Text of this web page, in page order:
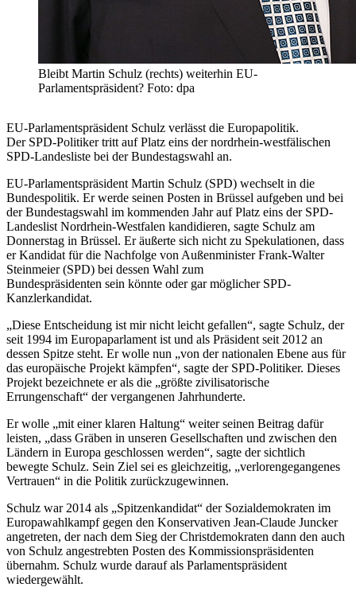
Bleibt Martin Schulz (rechts) weiterhin EU-
Parlamentspräsident? Foto: dpa
EU-Parlamentspräsident Schulz verlässt die Europapolitik.
Der SPD-Politiker tritt auf Platz eins der nordrhein-westfälischen
SPD-Landesliste bei der Bundestagswahl an.
EU-Parlamentspräsident Martin Schulz (SPD) wechselt in die
Bundespolitik. Er werde seinen Posten in Brüssel aufgeben und bei
der Bundestagswahl im kommenden Jahr auf Platz eins der SPD-
Landeslist Nordrhein-Westfalen kandidieren, sagte Schulz am
Donnerstag in Brüssel. Er äußerte sich nicht zu Spekulationen, dass
er Kandidat für die Nachfolge von Außenminister Frank-Walter
Steinmeier (SPD) bei dessen Wahl zum
Bundespräsidenten sein könnte oder gar möglicher SPD-
Kanzlerkandidat.
„Diese Entscheidung ist mir nicht leicht gefallen“, sagte Schulz, der
seit 1994 im Europaparlament ist und als Präsident seit 2012 an
dessen Spitze steht. Er wolle nun „von der nationalen Ebene aus für
das europäische Projekt kämpfen“, sagte der SPD-Politiker. Dieses
Projekt bezeichnete er als die „größte zivilisatorische
Errungenschaft“ der vergangenen Jahrhunderte.
Er wolle „mit einer klaren Haltung“ weiter seinen Beitrag dafür
leisten, „dass Gräben in unseren Gesellschaften und zwischen den
Ländern in Europa geschlossen werden“, sagte der sichtlich
bewegte Schulz. Sein Ziel sei es gleichzeitig, „verlorengegangenes
Vertrauen“ in die Politik zurückzugewinnen.
Schulz war 2014 als „Spitzenkandidat“ der Sozialdemokraten im
Europawahlkampf gegen den Konservativen Jean-Claude Juncker
angetreten, der nach dem Sieg der Christdemokraten dann den auch
von Schulz angestrebten Posten des Kommissionspräsidenten
übernahm. Schulz wurde darauf als Parlamentspräsident
wiedergewählt.